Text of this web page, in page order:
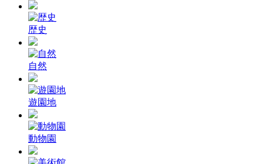
歴史
自然
遊園地
動物園